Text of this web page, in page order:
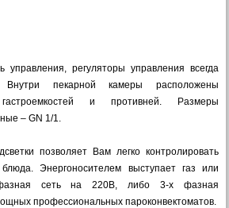
управления, регуляторы управления всегда
Внутри пекарной камеры расположены
и противней. Размеры
– GN 1/1.
позволяет Вам легко контролировать
Энергоносителем выступает газ или
сеть на 220В, либо 3-х фазная
профессиональных пароконвектоматов.